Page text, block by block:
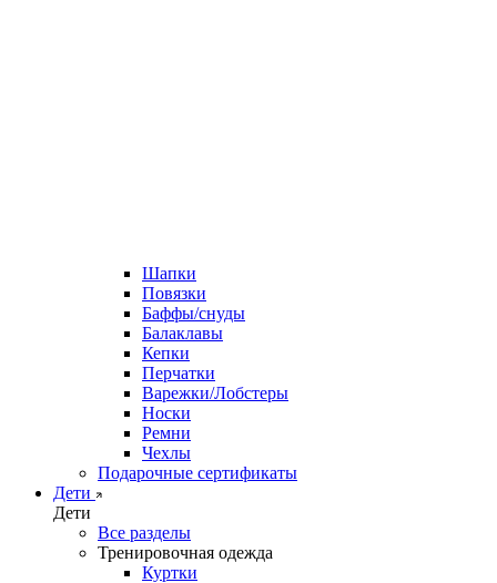
Шапки
Повязки
Баффы/снуды
Балаклавы
Кепки
Перчатки
Варежки/Лобстеры
Носки
Ремни
Чехлы
Подарочные сертификаты
Дети
Дети
Все разделы
Тренировочная одежда
Куртки